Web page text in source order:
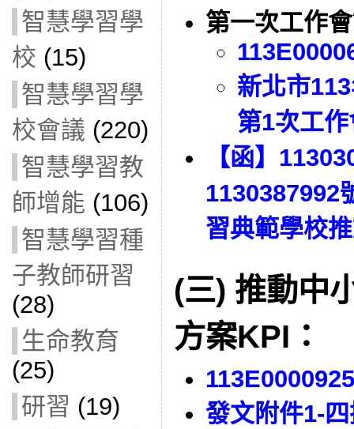
智慧學習學
校 (15)
智慧學習學
校會議 (220)
智慧學習教
師增能 (106)
智慧學習種
子教師研習
(28)
生命教育
(25)
研習 (19)
第一次工作
新北市
第1次工
【函】
1130387992
習典範學校
(三) 推動中
方案KPI：
113E0000925
發文附件1-